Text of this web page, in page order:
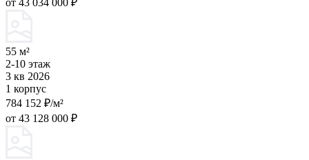
55 м²
2-10 этаж
3 кв 2026
1 корпус
784 152 ₽/м²
от 43 128 000 ₽